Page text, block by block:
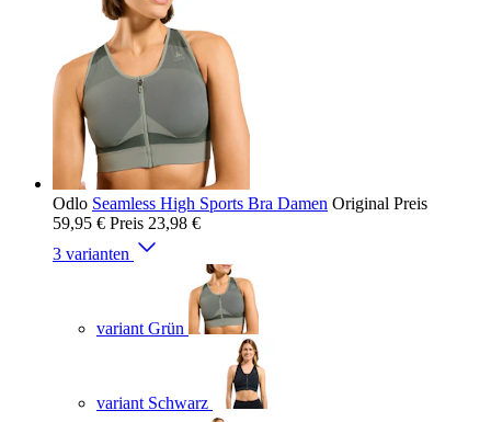
Odlo Seamless High Sports Bra Damen Original Preis
59,95 € Preis 23,98 €
3 varianten
variant Grün
variant Schwarz